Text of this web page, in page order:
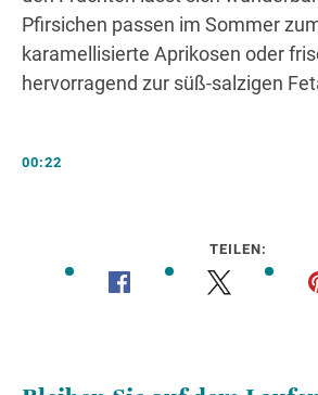
Pfirsichen passen im Sommer
karamellisierte Aprikosen oder
hervorragend zur süß-salzigen
00:22
TEILEN: